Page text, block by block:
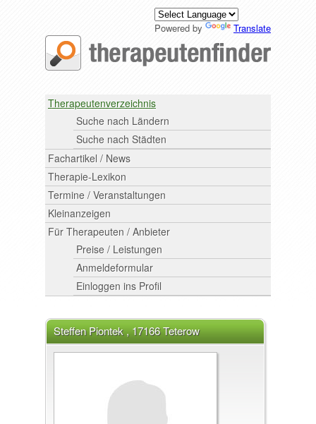
Powered by Translate
Therapeutenverzeichnis
Suche nach Ländern
Suche nach Städten
Fachartikel / News
Therapie-Lexikon
Termine / Veranstaltungen
Kleinanzeigen
Für Therapeuten / Anbieter
Preise / Leistungen
Anmeldeformular
Einloggen ins Profil
Steffen Piontek , 17166 Teterow